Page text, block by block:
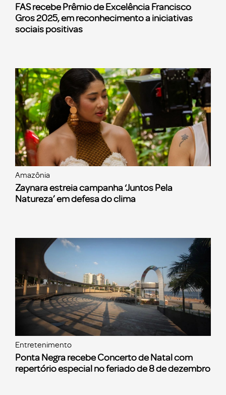
FAS recebe Prêmio de Excelência Francisco
Gros 2025, em reconhecimento a iniciativas
sociais positivas
Amazônia
Zaynara estreia campanha ‘Juntos Pela
Natureza’ em defesa do clima
Entretenimento
Ponta Negra recebe Concerto de Natal com
repertório especial no feriado de 8 de dezembro